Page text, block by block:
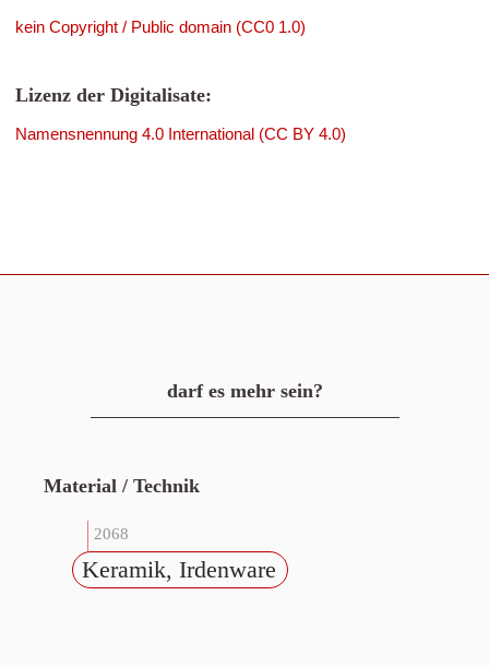
kein Copyright / Public domain (CC0 1.0)
Lizenz der Digitalisate:
Namensnennung 4.0 International (CC BY 4.0)
darf es mehr sein?
Material / Technik
2068
Keramik, Irdenware